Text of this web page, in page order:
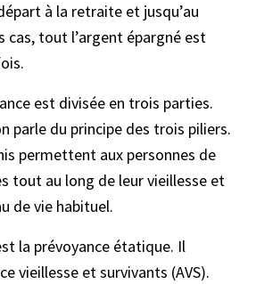
à la retraite et jusqu’au
cas, tout l’argent épargné est
est divisée en trois parties.
parle du principe des trois piliers.
permettent aux personnes de
tout au long de leur vieillesse et
de vie habituel.
la prévoyance étatique. Il
vieillesse et survivants (AVS).